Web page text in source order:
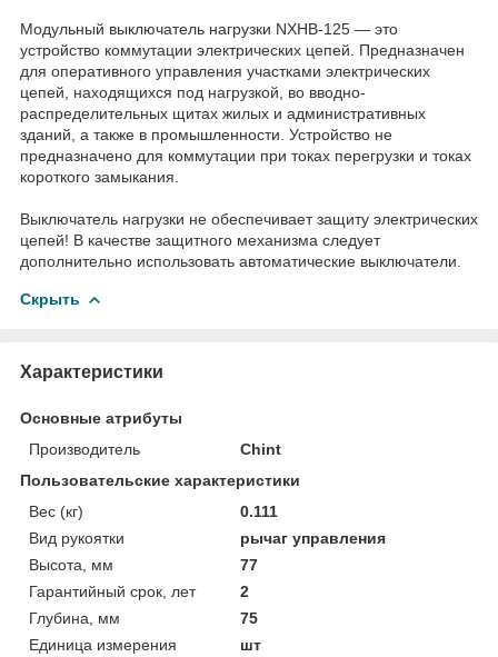
Модульный выключатель нагрузки NXHB-125 — это
устройство коммутации электрических цепей. Предназначен
для оперативного управления участками электрических
цепей, находящихся под нагрузкой, во вводно-
распределительных щитах жилых и административных
зданий, а также в промышленности. Устройство не
предназначено для коммутации при токах перегрузки и токах
короткого замыкания.
Выключатель нагрузки не обеспечивает защиту электрических
цепей! В качестве защитного механизма следует
дополнительно использовать автоматические выключатели.
Скрыть
Характеристики
Основные атрибуты
Производитель
Chint
Пользовательские характеристики
Вес (кг)
0.111
Вид рукоятки
рычаг управления
Высота, мм
77
Гарантийный срок, лет
2
Глубина, мм
75
Единица измерения
шт